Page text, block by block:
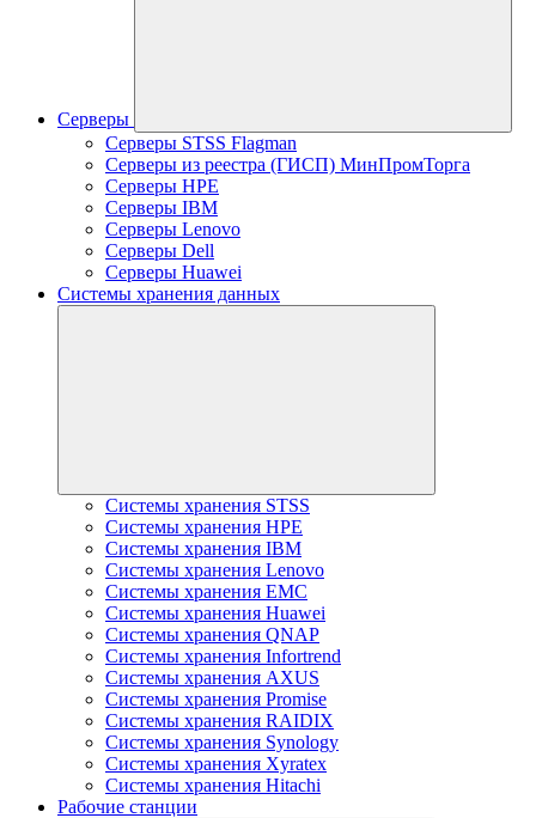
Серверы
Серверы STSS Flagman
Серверы из реестра (ГИСП) МинПромТорга
Серверы HPE
Серверы IBM
Серверы Lenovo
Серверы Dell
Серверы Huawei
Системы хранения данных
Системы хранения STSS
Системы хранения HPE
Системы хранения IBM
Системы хранения Lenovo
Системы хранения EMC
Системы хранения Huawei
Системы хранения QNAP
Системы хранения Infortrend
Системы хранения AXUS
Системы хранения Promise
Системы хранения RAIDIX
Системы хранения Synology
Системы хранения Xyratex
Системы хранения Hitachi
Рабочие станции